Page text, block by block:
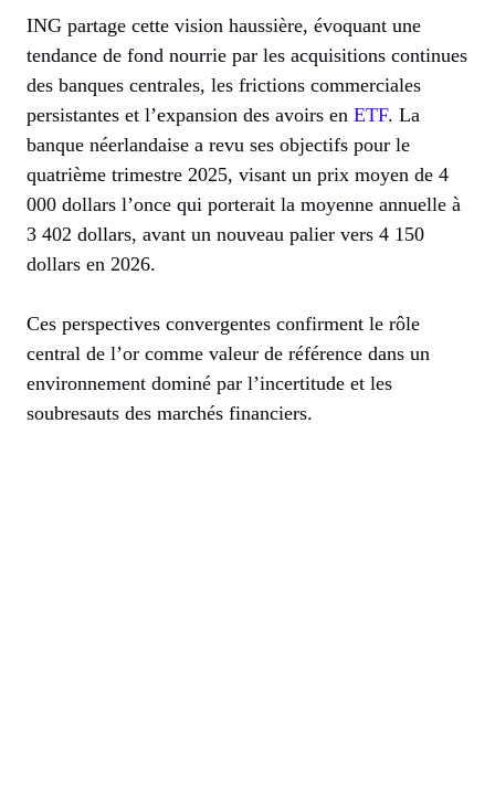
ING partage cette vision haussière, évoquant une
tendance de fond nourrie par les acquisitions continues
des banques centrales, les frictions commerciales
persistantes et l’expansion des avoirs en ETF. La
banque néerlandaise a revu ses objectifs pour le
quatrième trimestre 2025, visant un prix moyen de 4
000 dollars l’once qui porterait la moyenne annuelle à
3 402 dollars, avant un nouveau palier vers 4 150
dollars en 2026.
Ces perspectives convergentes confirment le rôle
central de l’or comme valeur de référence dans un
environnement dominé par l’incertitude et les
soubresauts des marchés financiers.